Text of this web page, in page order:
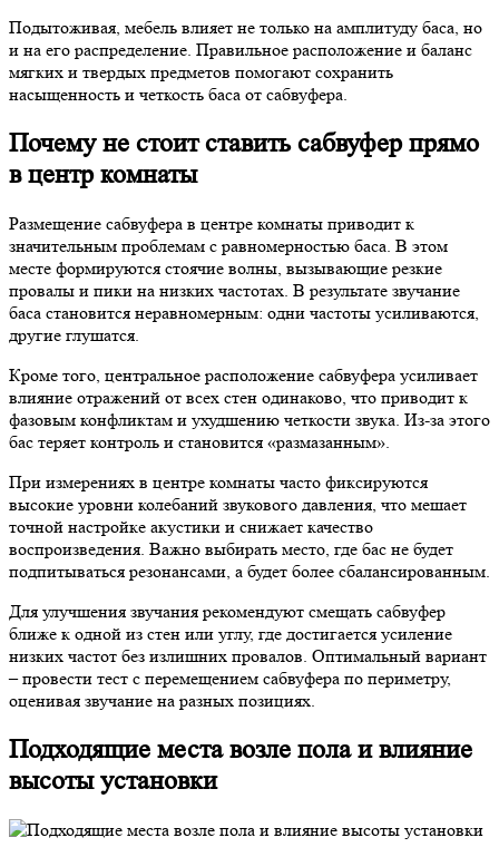
Подытоживая, мебель влияет не только на амплитуду баса, но
и на его распределение. Правильное расположение и баланс
мягких и твердых предметов помогают сохранить
насыщенность и четкость баса от сабвуфера.
Почему не стоит ставить сабвуфер прямо
в центр комнаты
Размещение сабвуфера в центре комнаты приводит к
значительным проблемам с равномерностью баса. В этом
месте формируются стоячие волны, вызывающие резкие
провалы и пики на низких частотах. В результате звучание
баса становится неравномерным: одни частоты усиливаются,
другие глушатся.
Кроме того, центральное расположение сабвуфера усиливает
влияние отражений от всех стен одинаково, что приводит к
фазовым конфликтам и ухудшению четкости звука. Из-за этого
бас теряет контроль и становится «размазанным».
При измерениях в центре комнаты часто фиксируются
высокие уровни колебаний звукового давления, что мешает
точной настройке акустики и снижает качество
воспроизведения. Важно выбирать место, где бас не будет
подпитываться резонансами, а будет более сбалансированным.
Для улучшения звучания рекомендуют смещать сабвуфер
ближе к одной из стен или углу, где достигается усиление
низких частот без излишних провалов. Оптимальный вариант
– провести тест с перемещением сабвуфера по периметру,
оценивая звучание на разных позициях.
Подходящие места возле пола и влияние
высоты установки